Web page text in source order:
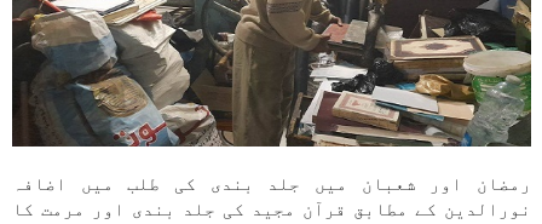
رمضان اور شعبان میں جلد بندی کی طلب میں اضافہ
نورالدین کے مطابق قرآن مجید کی جلد بندی اور مرمت کا